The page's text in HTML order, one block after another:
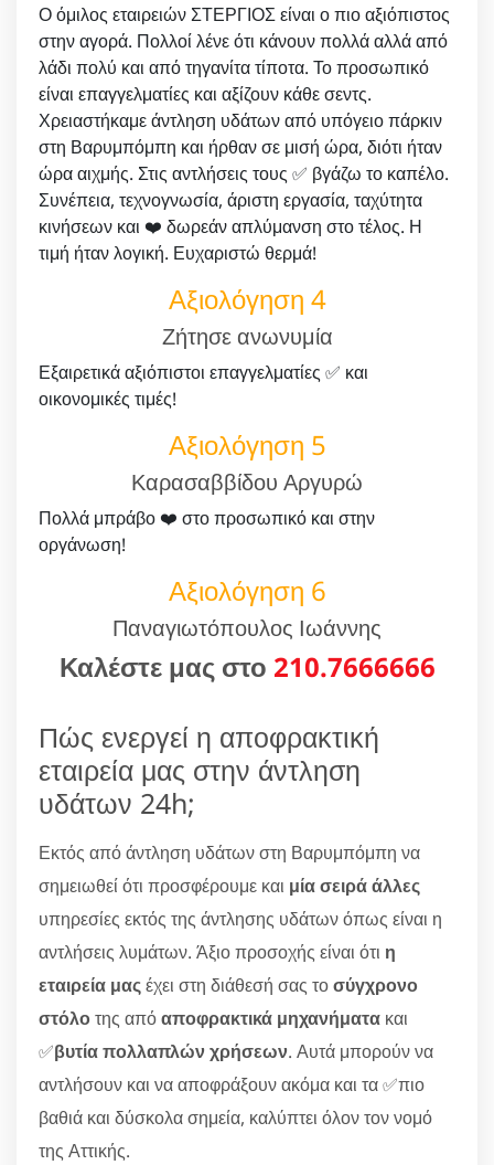
Ο όμιλος εταιρειών ΣΤΕΡΓΙΟΣ είναι ο πιο αξιόπιστος
στην αγορά. Πολλοί λένε ότι κάνουν πολλά αλλά από
λάδι πολύ και από τηγανίτα τίποτα. Το προσωπικό
είναι επαγγελματίες και αξίζουν κάθε σεντς.
Χρειαστήκαμε άντληση υδάτων από υπόγειο πάρκιν
στη Βαρυμπόμπη και ήρθαν σε μισή ώρα, διότι ήταν
ώρα αιχμής. Στις αντλήσεις τους ✅ βγάζω το καπέλο.
Συνέπεια, τεχνογνωσία, άριστη εργασία, ταχύτητα
κινήσεων και ❤️ δωρεάν απλύμανση στο τέλος. Η
τιμή ήταν λογική. Ευχαριστώ θερμά!
Αξιολόγηση 4
Ζήτησε ανωνυμία
Εξαιρετικά αξιόπιστοι επαγγελματίες ✅ και
οικονομικές τιμές!
Αξιολόγηση 5
Καρασαββίδου Αργυρώ
Πολλά μπράβο ❤️ στο προσωπικό και στην
οργάνωση!
Αξιολόγηση 6
Παναγιωτόπουλος Ιωάννης
Καλέστε μας στο 210.7666666
Πώς ενεργεί η αποφρακτική
εταιρεία μας στην άντληση
υδάτων 24h;
Εκτός από άντληση υδάτων στη Βαρυμπόμπη να
σημειωθεί ότι προσφέρουμε και μία σειρά άλλες
υπηρεσίες εκτός της άντλησης υδάτων όπως είναι η
αντλήσεις λυμάτων. Άξιο προσοχής είναι ότι η
εταιρεία μαςέχει στη διάθεσή σας τοσύγχρονο
στόλοτης απόαποφρακτικά μηχανήματα και
✅βυτία πολλαπλών χρήσεων. Αυτά μπορούν να
αντλήσουν και να αποφράξουν ακόμα και τα ✅πιο
βαθιά και δύσκολα σημεία, καλύπτει όλον τον νομό
της Αττικής.